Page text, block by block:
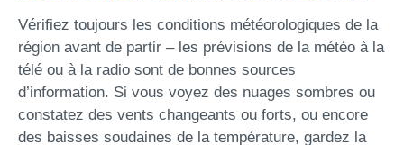
Vérifiez toujours les conditions météorologiques de la
région avant de partir – les prévisions de la météo à la
télé ou à la radio sont de bonnes sources
d’information. Si vous voyez des nuages sombres ou
constatez des vents changeants ou forts, ou encore
des baisses soudaines de la température, gardez la